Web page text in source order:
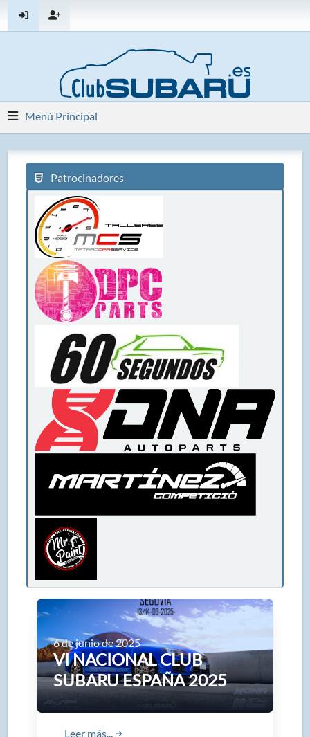
Menú Principal
Patrocinadores
VI NACIONAL CLUB
SUBARU ESPAÑA 2025
6 de junio de 2025
Leer más... ➜